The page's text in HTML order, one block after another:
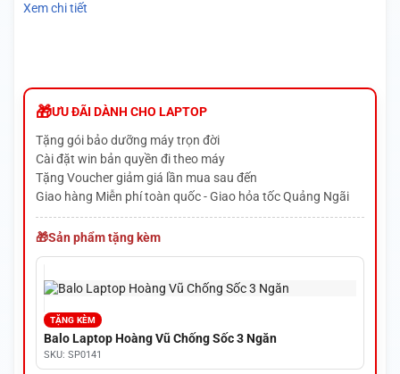
Xem chi tiết
ƯU ĐÃI DÀNH CHO LAPTOP
Tặng gói bảo dưỡng máy trọn đời
Cài đặt win bản quyền đi theo máy
Tặng Voucher giảm giá lần mua sau đến
Giao hàng Miễn phí toàn quốc - Giao hỏa tốc Quảng Ngãi
Sản phẩm tặng kèm
TẶNG KÈM
Balo Laptop Hoàng Vũ Chống Sốc 3 Ngăn
SKU: SP0141